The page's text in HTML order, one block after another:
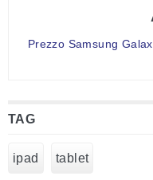
Prezzo Samsung
TAG
ipad tablet